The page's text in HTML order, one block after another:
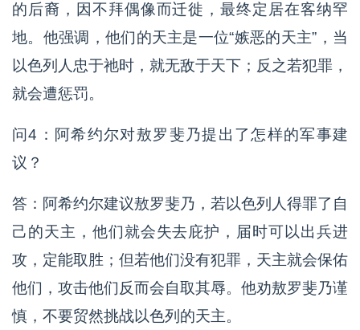
的后裔，因不拜偶像而迁徙，最终定居在客纳罕
地。他强调，他们的天主是一位“嫉恶的天主”，当
以色列人忠于祂时，就无敌于天下；反之若犯罪，
就会遭惩罚。
问4：阿希约尔对敖罗斐乃提出了怎样的军事建
议？
答：阿希约尔建议敖罗斐乃，若以色列人得罪了自
己的天主，他们就会失去庇护，届时可以出兵进
攻，定能取胜；但若他们没有犯罪，天主就会保佑
他们，攻击他们反而会自取其辱。他劝敖罗斐乃谨
慎，不要贸然挑战以色列的天主。